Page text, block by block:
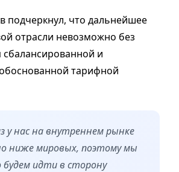
подчеркнул, что дальнейшее
отрасли невозможно без
и
тарифной
у нас на внутреннем рынке
ниже мировых, поэтому мы
будем идти в сторону